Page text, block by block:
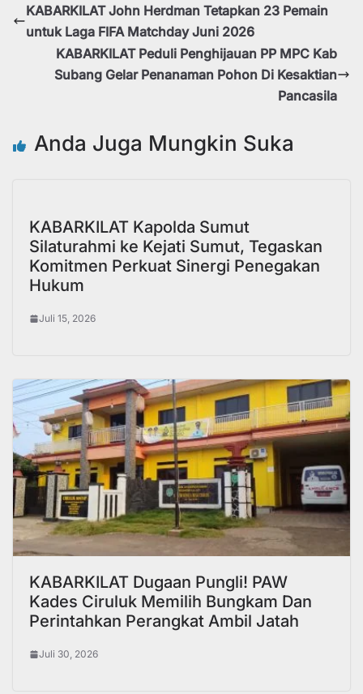
KABARKILAT John Herdman Tetapkan 23 Pemain
untuk Laga FIFA Matchday Juni 2026
KABARKILAT Peduli Penghijauan PP MPC Kab
Subang Gelar Penanaman Pohon Di Kesaktian
Pancasila
Anda Juga Mungkin Suka
KABARKILAT Kapolda Sumut
Silaturahmi ke Kejati Sumut, Tegaskan
Komitmen Perkuat Sinergi Penegakan
Hukum
Juli 15, 2026
KABARKILAT Dugaan Pungli! PAW
Kades Ciruluk Memilih Bungkam Dan
Perintahkan Perangkat Ambil Jatah
Juli 30, 2026